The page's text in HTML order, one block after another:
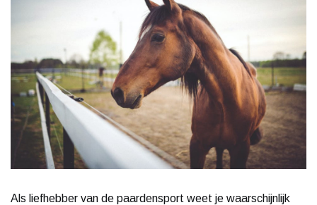
Als liefhebber van de paardensport weet je waarschijnlijk